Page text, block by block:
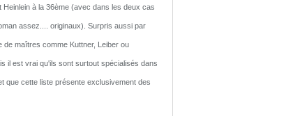
Heinlein à la 36ème (avec dans les deux cas
assez.... originaux). Surpris aussi par
de maîtres comme Kuttner, Leiber ou
il est vrai qu'ils sont surtout spécialisés dans
que cette liste présente exclusivement des